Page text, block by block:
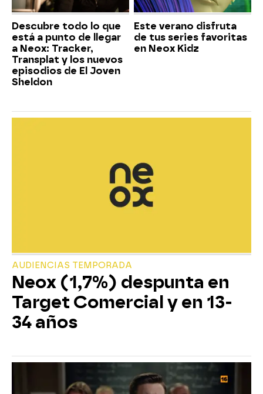
Descubre todo lo que
está a punto de llegar
a Neox: Tracker,
Transplat y los nuevos
episodios de El Joven
Sheldon
Este verano disfruta
de tus series favoritas
en Neox Kidz
AUDIENCIAS TEMPORADA
Neox (1,7%) despunta en
Target Comercial y en 13-
34 años